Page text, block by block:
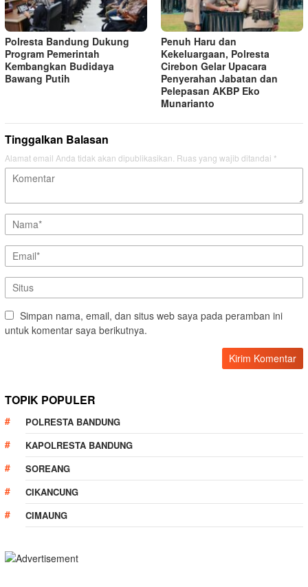
Polresta Bandung Dukung
Program Pemerintah
Kembangkan Budidaya
Bawang Putih
Penuh Haru dan
Kekeluargaan, Polresta
Cirebon Gelar Upacara
Penyerahan Jabatan dan
Pelepasan AKBP Eko
Munarianto
Tinggalkan Balasan
Alamat email Anda tidak akan dipublikasikan. Ruas yang wajib ditandai *
Simpan nama, email, dan situs web saya pada peramban ini
untuk komentar saya berikutnya.
TOPIK POPULER
POLRESTA BANDUNG
KAPOLRESTA BANDUNG
SOREANG
CIKANCUNG
CIMAUNG